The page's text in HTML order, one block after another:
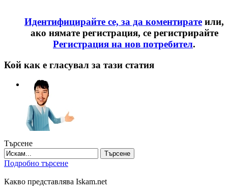
Идентифицирайте се, за да коментирате или,
ако нямате регистрация, се регистрирайте
Регистрация на нов потребител.
Кой как е гласувал за тази статия
Търсене
Търсене
Подробно търсене
Какво представлява Iskam.net